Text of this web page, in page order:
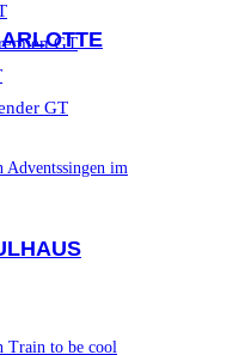
GT
GT